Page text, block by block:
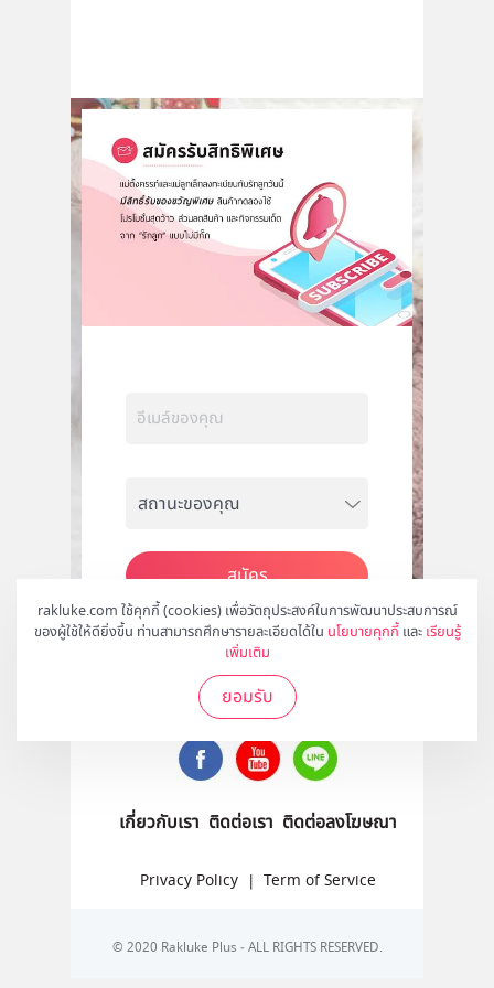
rakluke.com ใช้คุกกี้ (cookies) เพื่อวัตถุประสงค์ในการพัฒนาประสบการณ์
ของผู้ใช้ให้ดียิ่งขึ้น ท่านสามารถศึกษารายละเอียดได้ใน นโยบายคุกกี้ และ เรียนรู้
เพิ่มเติม
ยอมรับ
สมัคร
ติดตามเราได้ที่
เกี่ยวกับเรา ติดต่อเรา ติดต่อลงโฆษณา
Privacy Policy | Term of Service
© 2020 Rakluke Plus - ALL RIGHTS RESERVED.